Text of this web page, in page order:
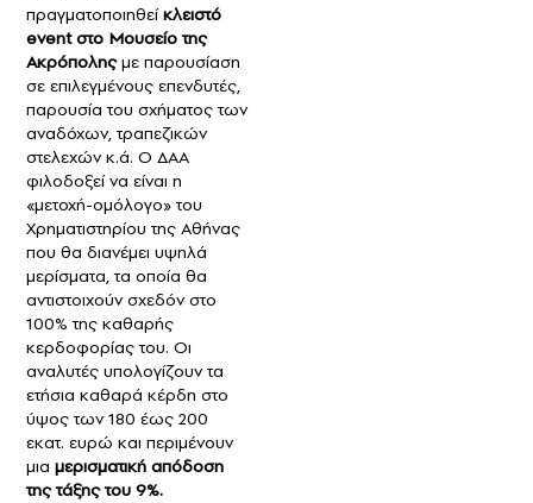
πραγματοποιηθείκλειστό
event στο Μουσείο της
Ακρόποληςμε παρουσίαση
σε επιλεγμένους επενδυτές,
παρουσία του σχήματος των
αναδόχων, τραπεζικών
στελεχών κ.ά. Ο ΔΑΑ
φιλοδοξεί να είναι η
«μετοχή-ομόλογο» του
Χρηματιστηρίου της Αθήνας
που θα διανέμει υψηλά
μερίσματα, τα οποία θα
αντιστοιχούν σχεδόν στο
100% της καθαρής
κερδοφορίας του. Οι
αναλυτές υπολογίζουν τα
ετήσια καθαρά κέρδη στο
ύψος των 180 έως 200
εκατ. ευρώ και περιμένουν
μια μερισματική απόδοση
της τάξης του 9%.